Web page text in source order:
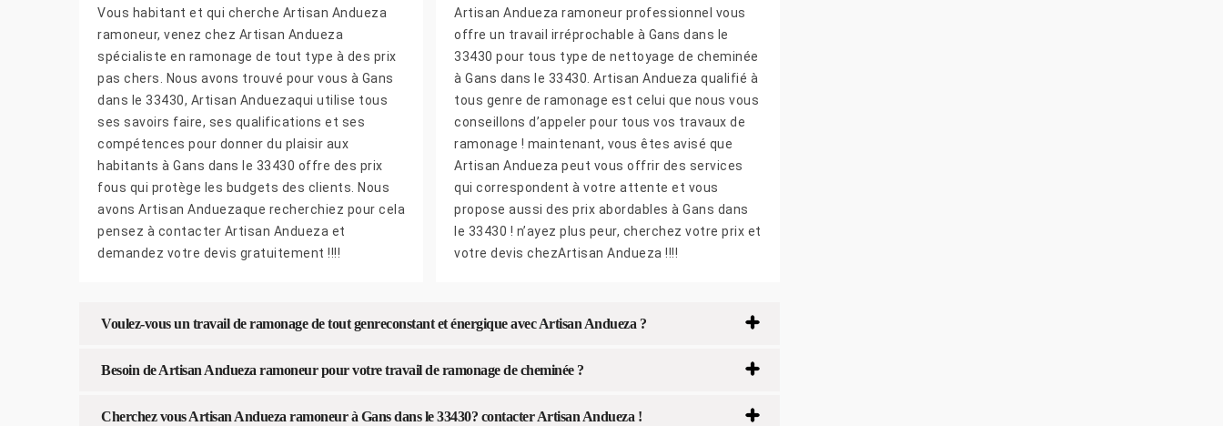
Vous habitant et qui cherche Artisan Andueza
ramoneur, venez chez Artisan Andueza
spécialiste en ramonage de tout type à des prix
pas chers. Nous avons trouvé pour vous à Gans
dans le 33430, Artisan Anduezaqui utilise tous
ses savoirs faire, ses qualifications et ses
compétences pour donner du plaisir aux
habitants à Gans dans le 33430 offre des prix
fous qui protège les budgets des clients. Nous
avons Artisan Anduezaque recherchiez pour cela
pensez à contacter Artisan Andueza et
demandez votre devis gratuitement !!!!
Artisan Andueza ramoneur professionnel vous
offre un travail irréprochable à Gans dans le
33430 pour tous type de nettoyage de cheminée
à Gans dans le 33430. Artisan Andueza qualifié à
tous genre de ramonage est celui que nous vous
conseillons d’appeler pour tous vos travaux de
ramonage ! maintenant, vous êtes avisé que
Artisan Andueza peut vous offrir des services
qui correspondent à votre attente et vous
propose aussi des prix abordables à Gans dans
le 33430 ! n’ayez plus peur, cherchez votre prix et
votre devis chezArtisan Andueza !!!!
Voulez-vous un travail de ramonage de tout genreconstant et énergique avec Artisan Andueza ?
Besoin de Artisan Andueza ramoneur pour votre travail de ramonage de cheminée ?
Cherchez vous Artisan Andueza ramoneur à Gans dans le 33430? contacter Artisan Andueza !